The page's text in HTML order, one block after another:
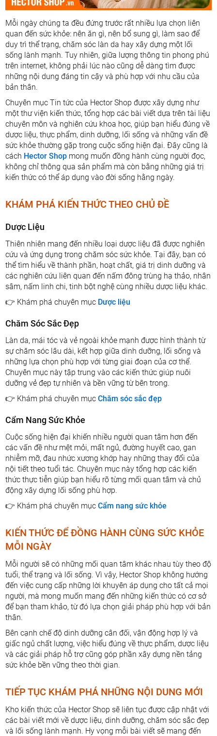
Mỗi ngày chúng ta đều đứng trước rất nhiều lựa chọn liên
quan đến sức khỏe: nên ăn gì, nên bổ sung gì, làm sao để
duy trì thể trạng, chăm sóc làn da hay xây dựng một lối
sống lành mạnh. Tuy nhiên, giữa lượng thông tin phong phú
trên internet, không phải lúc nào cũng dễ dàng tìm được
những nội dung đáng tin cậy và phù hợp với nhu cầu của
bản thân.
Chuyên mục Tin tức của Hector Shop được xây dựng như
một thư viện kiến thức, tổng hợp các bài viết dựa trên tài liệu
chuyên môn và nghiên cứu khoa học, giúp bạn hiểu đúng về
dược liệu, thực phẩm, dinh dưỡng, lối sống và những vấn đề
sức khỏe thường gặp trong cuộc sống hiện đại. Đây cũng là
cách Hector Shop mong muốn đồng hành cùng người đọc,
không chỉ thông qua sản phẩm mà còn bằng những giá trị
kiến thức có thể áp dụng vào đời sống hằng ngày.
KHÁM PHÁ KIẾN THỨC THEO CHỦ ĐỀ
Dược Liệu
Thiên nhiên mang đến nhiều loại dược liệu đã được nghiên
cứu và ứng dụng trong chăm sóc sức khỏe. Tại đây, bạn có
thể tìm hiểu về thành phần, hoạt chất, giá trị dinh dưỡng và
các nghiên cứu liên quan đến nấm đông trùng hạ thảo, nhân
sâm, nấm linh chi, tinh bột nghệ cùng nhiều dược liệu khác.
👉 Khám phá chuyên mục Dược liệu
Chăm Sóc Sắc Đẹp
Làn da, mái tóc và vẻ ngoài khỏe mạnh được hình thành từ
sự chăm sóc lâu dài, kết hợp giữa dinh dưỡng, lối sống và
những lựa chọn phù hợp với từng giai đoạn của cơ thể.
Chuyên mục này tập trung vào các kiến thức giúp nuôi
dưỡng vẻ đẹp tự nhiên và bền vững từ bên trong.
👉 Khám phá chuyên mụcChăm sóc sắc đẹp
Cẩm Nang Sức Khỏe
Cuộc sống hiện đại khiến nhiều người quan tâm hơn đến
các vấn đề như mệt mỏi, mất ngủ, đường huyết cao, gan
nhiễm mỡ, đau nhức xương khớp hay những thay đổi của
nội tiết theo tuổi tác. Chuyên mục này tổng hợp các kiến
thức thực tiễn giúp bạn hiểu rõ từng mối quan tâm và chủ
động xây dựng lối sống phù hợp.
👉 Khám phá chuyên mụcCẩm nang sức khỏe
KIẾN THỨC ĐỂ ĐỒNG HÀNH CÙNG SỨC KHỎE
MỖI NGÀY
Mỗi người sẽ có những mối quan tâm khác nhau tùy theo độ
tuổi, thể trạng và lối sống. Vì vậy, Hector Shop không hướng
đến việc cung cấp những lời khuyên áp dụng cho tất cả mọi
người, mà mong muốn mang đến những kiến thức có cơ sở
để bạn tham khảo, từ đó lựa chọn giải pháp phù hợp với bản
thân.
Bên cạnh chế độ dinh dưỡng cân đối, vận động hợp lý và
giấc ngủ chất lượng, việc hiểu đúng về thực phẩm, dược liệu
và các giải pháp hỗ trợ cũng góp phần xây dựng nền tảng
sức khỏe bền vững theo thời gian.
TIẾP TỤC KHÁM PHÁ NHỮNG NỘI DUNG MỚI
Kho kiến thức của Hector Shop sẽ liên tục được cập nhật với
các bài viết mới về dược liệu, dinh dưỡng, chăm sóc sắc đẹp
và lối sống lành mạnh. Hy vọng mỗi bài viết sẽ mang đến